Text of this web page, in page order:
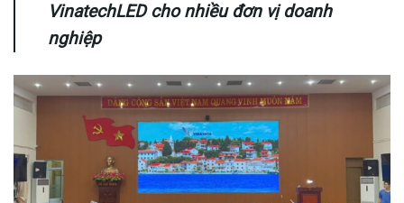
VinatechLED cho nhiều đơn vị doanh
nghiệp